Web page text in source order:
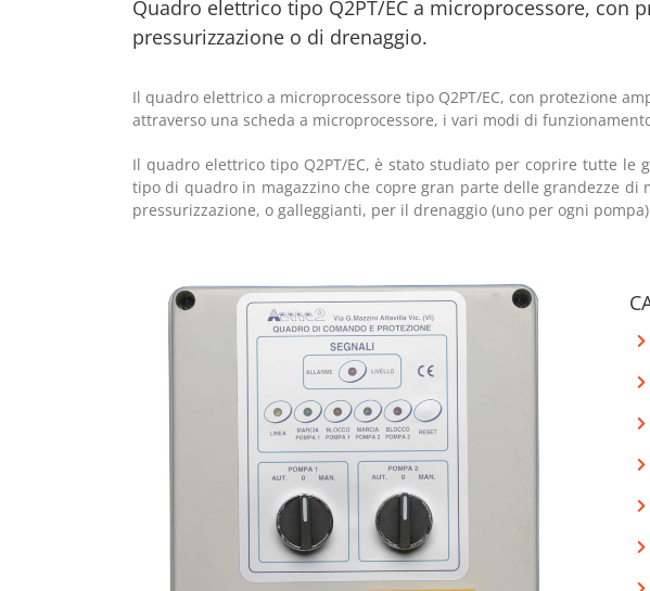
Quadro elettrico tipo Q2PT/EC a microprocessore,
pressurizzazione o di drenaggio.
Il quadro elettrico a microprocessore tipo Q2PT/EC, con protezione
attraverso una scheda a microprocessore, i vari modi di
Il quadro elettrico tipo Q2PT/EC, è stato studiato per coprire tutte
tipo di quadro in magazzino che copre gran parte delle grandezze
pressurizzazione, o galleggianti, per il drenaggio (uno per ogni